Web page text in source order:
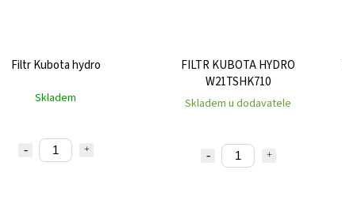
Filtr Kubota hydro
Skladem
FILTR KUBOTA HYDRO
W21TSHK710
Skladem u dodavatele